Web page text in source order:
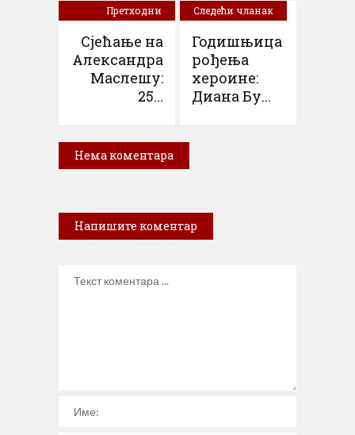
Претходни
Сјећање на
Александра
Маслешу:
25...
Следећи чланак
Годишњица
рођења
хероине:
Диана Бу...
Нема коментара
Напишите коментар